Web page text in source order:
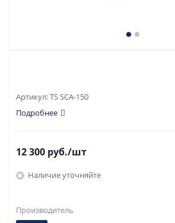
Артикул:TS SCA-150
Подробнее
12 300 руб./шт
Наличие уточняйте
Производитель